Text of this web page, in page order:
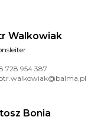
Walkowiak
728 954 387
Bonia